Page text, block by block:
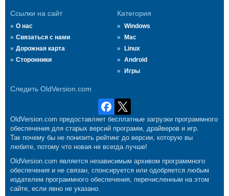
Ссылки на сайт
О нас
Связаться с нами
Дорожная карта
Сторонники
Категория
Windows
Mac
Linux
Android
Игры
Следить OldVersion.com
OldVersion.com предоставляет бесплатные загрузки программного
обеспечения для старых версий программ, драйверов и игр.
Так почему бы не понизить рейтинг до версии, которую вы
любите, потому что новая не всегда лучше!
OldVersion.com является независимым архивом программного
обеспечения и не связан, спонсируется или одобряется любым
издателем программного обеспечения, перечисленным на этом
сайте, если явно не указано.